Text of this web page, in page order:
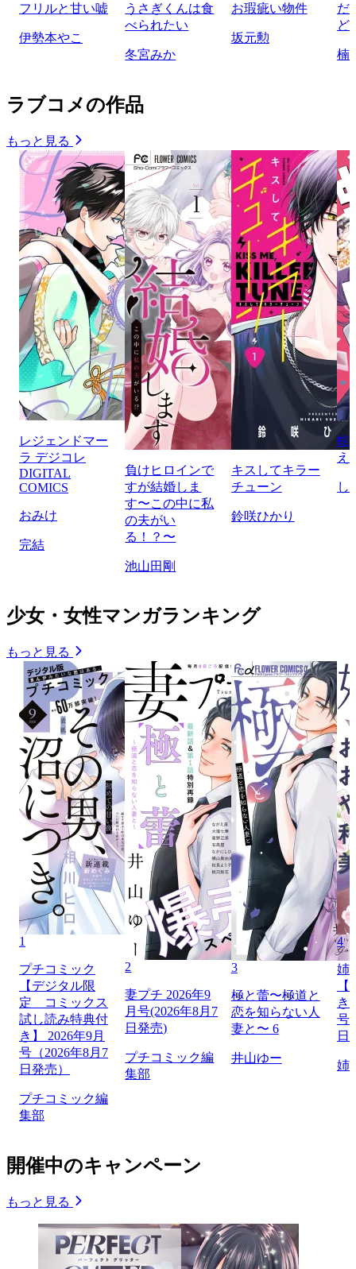
フリルと甘い嘘
伊勢本やこ
うさぎくんは食
べられたい
冬宮みか
お瑕疵い物件
坂元勲
だ
ど
楠
ラブコメの作品
もっと見る
レジェンドマー
ラ デジコレ
DIGITAL
COMICS
おみけ
完結
負けヒロインで
すが結婚しま
す〜この中に私
の夫がい
る！？〜
池山田剛
キスしてキラー
チューン
鈴咲ひかり
蛇
え
し
少女・女性マンガランキング
もっと見る
1
プチコミック
【デジタル限
定 コミックス
試し読み特典付
き】 2026年9月
号（2026年8月7
日発売）
プチコミック編
集部
2
妻プチ 2026年9
月号(2026年8月7
日発売)
プチコミック編
集部
3
極と蕾〜極道と
恋を知らない人
妻と〜 6
井山ゆー
4
姉
き
号
日
姉
開催中のキャンペーン
もっと見る